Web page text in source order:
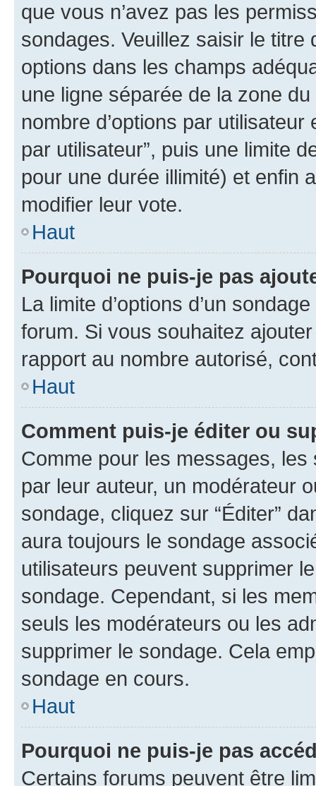
que vous n’avez pas les
sondages. Veuillez saisir le
options dans les champs
une ligne séparée de la zone
nombre d’options par
par utilisateur”, puis une limite
pour une durée illimité) et enfin
modifier leur vote.
Haut
Pourquoi ne puis-je pas
La limite d’options d’un
forum. Si vous souhaitez
rapport au nombre autorisé,
Haut
Comment puis-je éditer ou
Comme pour les messages,
par leur auteur, un modérateur
sondage, cliquez sur “Éditer”
aura toujours le sondage
utilisateurs peuvent supprimer
sondage. Cependant, si les
seuls les modérateurs ou les
supprimer le sondage. Cela
sondage en cours.
Haut
Pourquoi ne puis-je pas
Certains forums peuvent être